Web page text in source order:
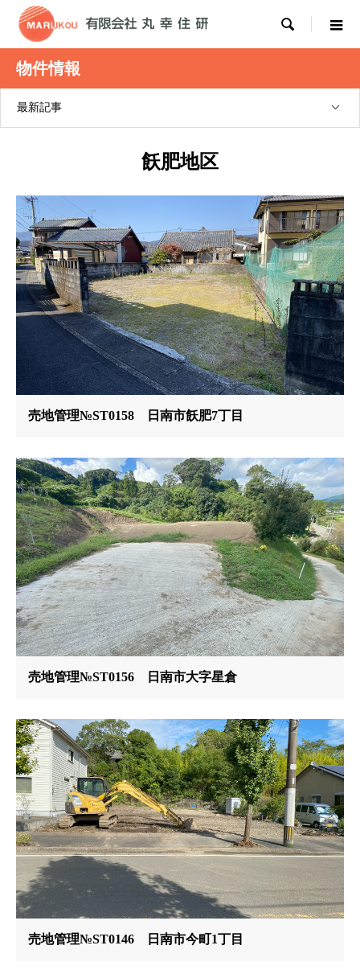

物件情報
最新記事
飫肥地区
売地管理№ST0158 日南市飫肥7丁目
売地管理№ST0156 日南市大字星倉
売地管理№ST0146 日南市今町1丁目